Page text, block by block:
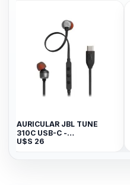
AURICULAR JBL TUNE
310C USB-C -
JBLT310CBLKAM
U$S 26